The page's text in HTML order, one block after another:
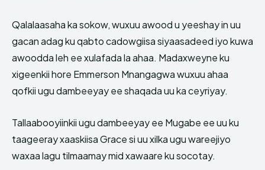
Qalalaasaha ka sokow, wuxuu awood u yeeshay in uu
gacan adag ku qabto cadowgiisa siyaasadeed iyo kuwa
awoodda leh ee xulafada la ahaa. Madaxweyne ku
xigeenkii hore Emmerson Mnangagwa wuxuu ahaa
qofkii ugu dambeeyay ee shaqada uu ka ceyriyay.
Tallaabooyiinkii ugu dambeeyay ee Mugabe ee uu ku
taageeray xaaskiisa Grace si uu xilka ugu wareejiyo
waxaa lagu tilmaamay mid xawaare ku socotay.